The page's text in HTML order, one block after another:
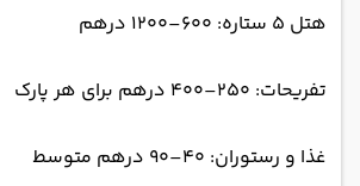
هتل ۵ ستاره: ۶۰۰–۱۲۰۰ درهم
تفریحات: ۲۵۰–۴۰۰ درهم برای هر پارک
غذا و رستوران: ۴۰–۹۰ درهم متوسط